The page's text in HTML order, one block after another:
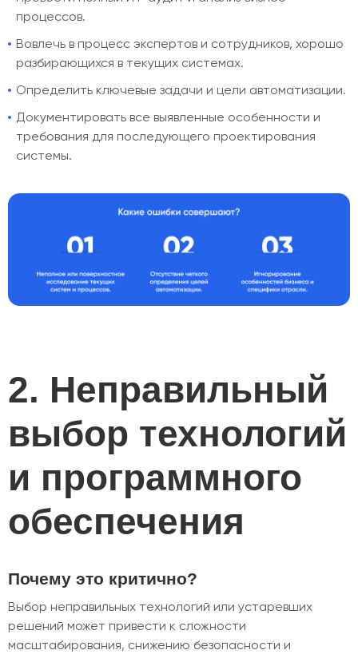
процессов.
Вовлечь в процесс экспертов и сотрудников, хорошо
разбирающихся в текущих системах.
Определить ключевые задачи и цели автоматизации.
Документировать все выявленные особенности и
требования для последующего проектирования
системы.
2. Неправильный
выбор технологий
и программного
обеспечения
Почему это критично?
Выбор неправильных технологий или устаревших
решений может привести к сложности
масштабирования, снижению безопасности и